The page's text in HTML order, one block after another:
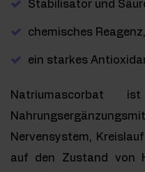
Stabilisator und
chemisches Reagenz,
ein starkes
Natriumascorbat
Nervensystem,
auf den Zustand von